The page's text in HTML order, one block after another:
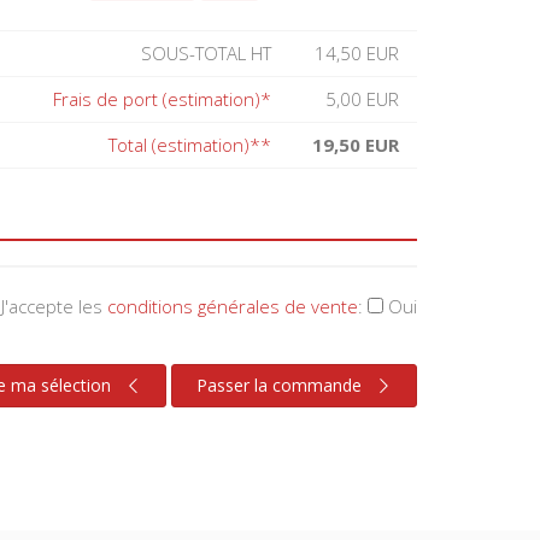
SOUS-TOTAL HT
14,50 EUR
Frais de port (estimation)*
5,00 EUR
Total (estimation)**
19,50 EUR
J'accepte les conditions générales de vente: Oui
ma sélection Passer la commande